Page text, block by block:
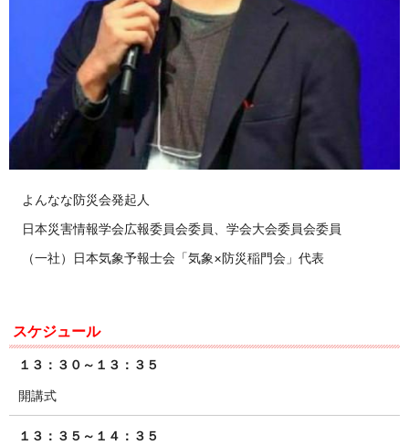
よんなな防災会発起人
日本災害情報学会広報委員会委員、学会大会委員会委員
（一社）日本気象予報士会「気象×防災稲門会」代表
スケジュール
１３：３０～１３：３５
開講式
１３：３５～１４：３５